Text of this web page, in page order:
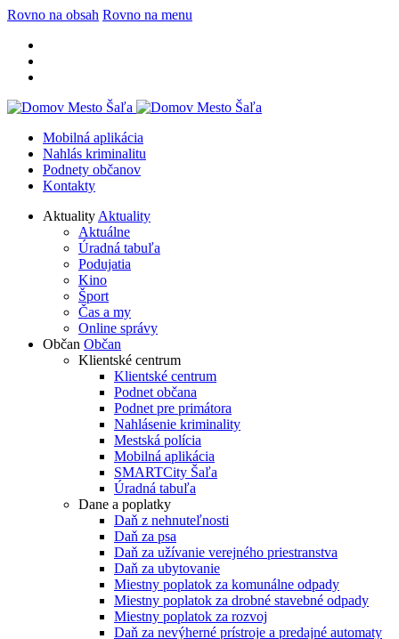
Rovno na obsah Rovno na menu
Mobilná aplikácia
Nahlás kriminalitu
Podnety občanov
Kontakty
Aktuality Aktuality
Aktuálne
Úradná tabuľa
Podujatia
Kino
Šport
Čas a my
Online správy
Občan Občan
Klientské centrum
Klientské centrum
Podnet občana
Podnet pre primátora
Nahlásenie kriminality
Mestská polícia
Mobilná aplikácia
SMARTCity Šaľa
Úradná tabuľa
Dane a poplatky
Daň z nehnuteľnosti
Daň za psa
Daň za užívanie verejného priestranstva
Daň za ubytovanie
Miestny poplatok za komunálne odpady
Miestny poplatok za drobné stavebné odpady
Miestny poplatok za rozvoj
Daň za nevýherné prístroje a predajné automaty